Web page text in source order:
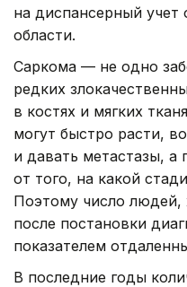
на диспансерный учет
области.
Саркома — не одно
редких
в костях и мягких
могут быстро расти,
и давать метастазы, а
от того, на какой
Поэтому число
после постановки
показателем
В последние годы